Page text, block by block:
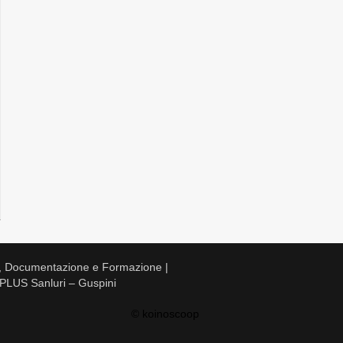
Documentazione e Formazione |
Sanluri – Guspini